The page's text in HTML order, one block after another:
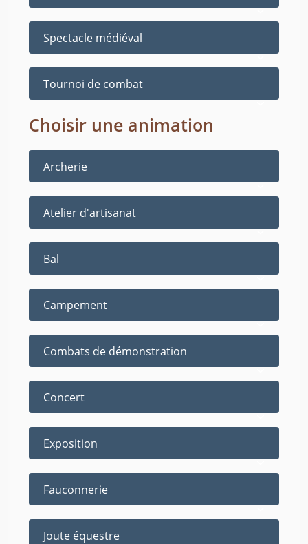
Spectacle médiéval
Tournoi de combat
Choisir une animation
Archerie
Atelier d'artisanat
Bal
Campement
Combats de démonstration
Concert
Exposition
Fauconnerie
Joute équestre